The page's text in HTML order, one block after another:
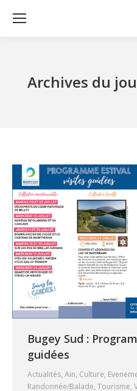
Archives du
Bugey Sud :
guidées
Actualités, Ain, Culture,
Randonnée/Balade, Tourisme,